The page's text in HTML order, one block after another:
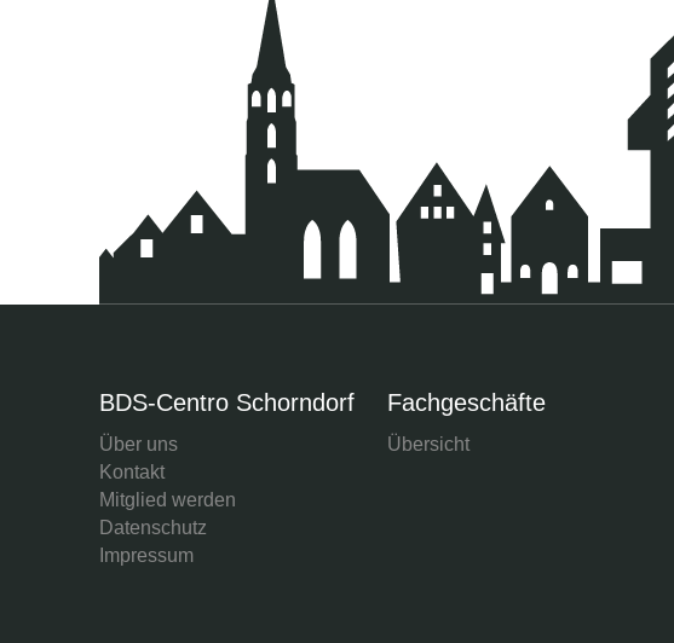
BDS-Centro Schorndorf
Über uns
Kontakt
Mitglied werden
Datenschutz
Impressum
Fachgeschäfte
Übersicht